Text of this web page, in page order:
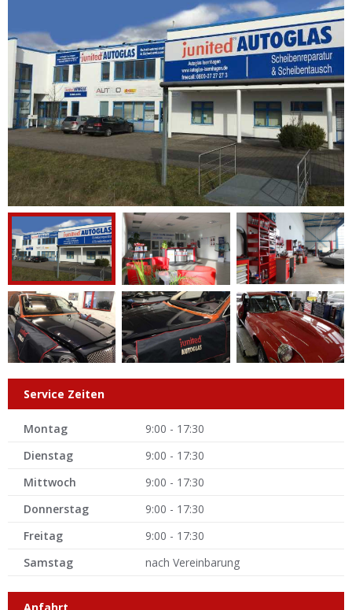
Service Zeiten
Montag
9:00 - 17:30
Dienstag
9:00 - 17:30
Mittwoch
9:00 - 17:30
Donnerstag
9:00 - 17:30
Freitag
9:00 - 17:30
Samstag
nach Vereinbarung